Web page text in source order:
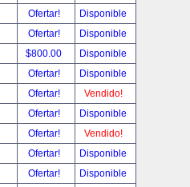
Ofertar!
Disponible
Ofertar!
Disponible
$800.00
Disponible
Ofertar!
Disponible
Ofertar!
Vendido!
Ofertar!
Disponible
Ofertar!
Vendido!
Ofertar!
Disponible
Ofertar!
Disponible